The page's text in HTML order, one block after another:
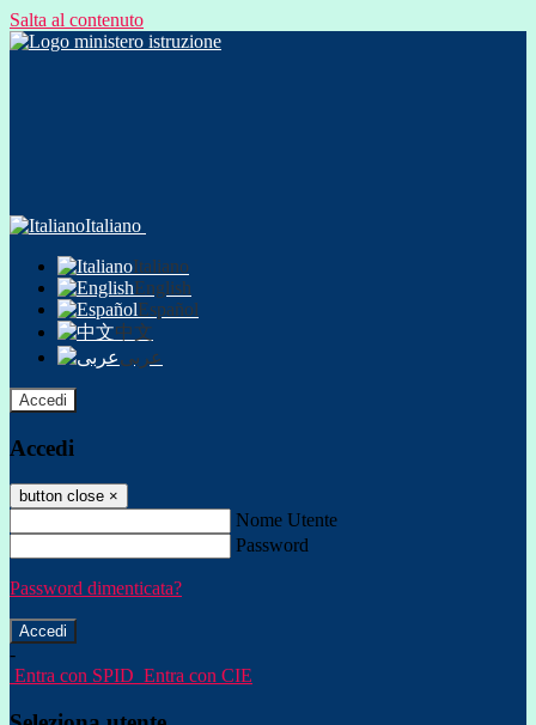
Salta al contenuto
Italiano
Italiano
English
Español
中文
عربى
Accedi
Accedi
button close ×
Nome Utente
Password
Password dimenticata?
-
Entra con SPID Entra con CIE